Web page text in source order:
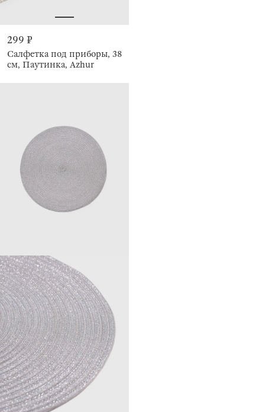
299 ₽
Салфетка под приборы, 38
см, Паутинка, Azhur